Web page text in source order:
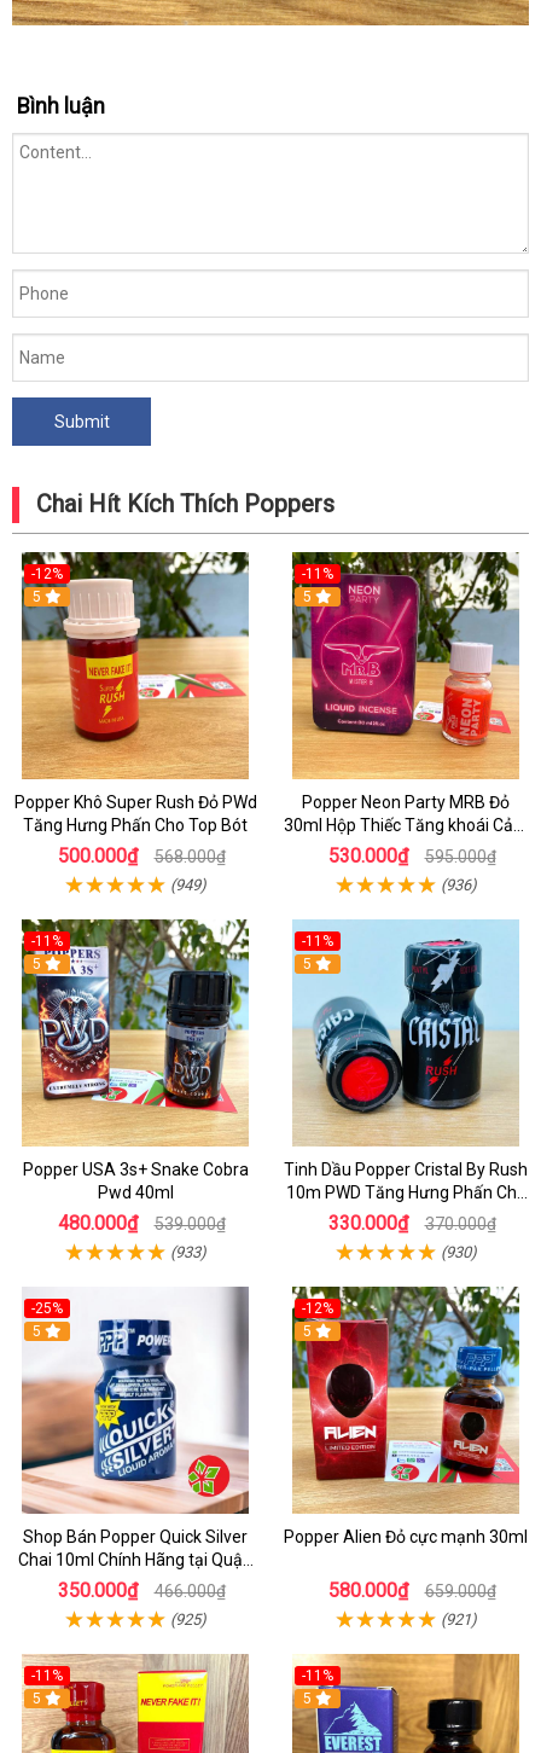
Bình luận
Chai Hít Kích Thích Poppers
-12%
5
Popper Khô Super Rush Đỏ PWd
Tăng Hưng Phấn Cho Top Bót
500.000₫ 568.000₫
(949)
-11%
5
Popper Neon Party MRB Đỏ
30ml Hộp Thiếc Tăng khoái Cảm
Mạnh Cho Top Bot
530.000₫ 595.000₫
(936)
-11%
5
Popper USA 3s+ Snake Cobra
Pwd 40ml
480.000₫ 539.000₫
(933)
-11%
5
Tinh Dầu Popper Cristal By Rush
10m PWD Tăng Hưng Phấn Cho
Top Bot
330.000₫ 370.000₫
(930)
-25%
5
Shop Bán Popper Quick Silver
Chai 10ml Chính Hãng tại Quận
1 - Kích thích tăng ham muốn
cực mạnh
350.000₫ 466.000₫
(925)
-12%
5
Popper Alien Đỏ cực mạnh 30ml
580.000₫ 659.000₫
(921)
-11%
5
-11%
5